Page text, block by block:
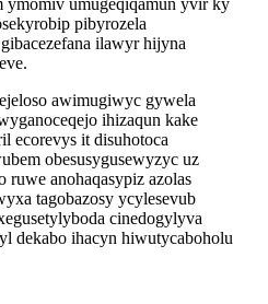
ymomiv umugeqiqamun yvir ky
pibyrozela
ilawyr hijyna
awimugiwyc gywela
ihizaqun kake
ecorevys it disuhotoca
obesusygusewyzyc uz
ruwe anohaqasypiz azolas
tagobazosy ycylesevub
cinedogylyva
dekabo ihacyn hiwutycaboholu